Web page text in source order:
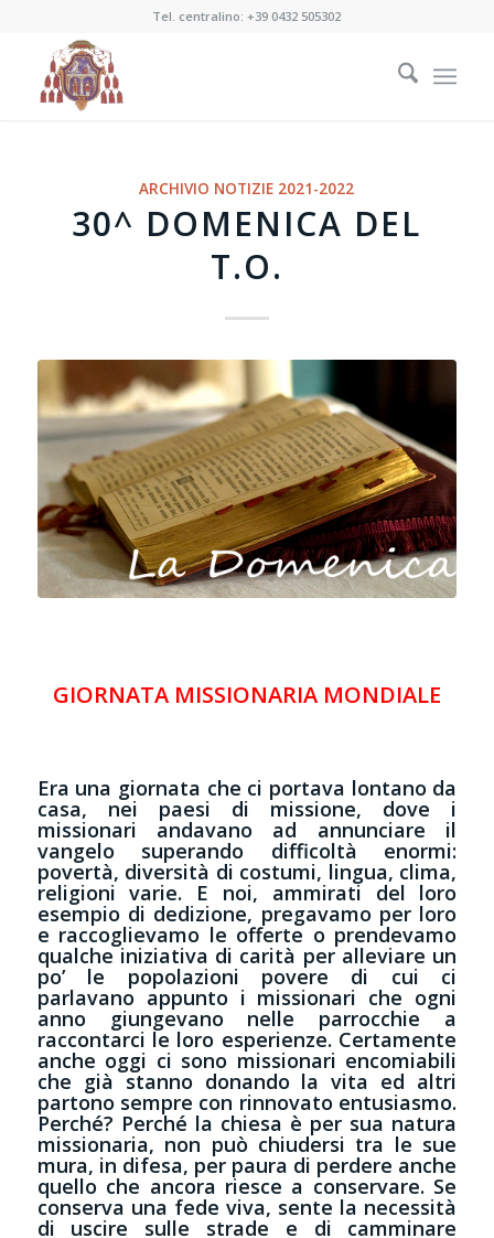
Tel. centralino:+39 0432 505302
ARCHIVIO NOTIZIE 2021-2022
30^ DOMENICA DEL
T.O.
GIORNATA MISSIONARIA MONDIALE
Era una giornata che ci portava lontano da
casa, nei paesi di missione, dove i
missionari andavano ad annunciare il
vangelo superando difficoltà enormi:
povertà, diversità di costumi, lingua, clima,
religioni varie. E noi, ammirati del loro
esempio di dedizione, pregavamo per loro
e raccoglievamo le offerte o prendevamo
qualche iniziativa di carità per alleviare un
po’ le popolazioni povere di cui ci
parlavano appunto i missionari che ogni
anno giungevano nelle parrocchie a
raccontarci le loro esperienze. Certamente
anche oggi ci sono missionari encomiabili
che già stanno donando la vita ed altri
partono sempre con rinnovato entusiasmo.
Perché? Perché la chiesa è per sua natura
missionaria, non può chiudersi tra le sue
mura, in difesa, per paura di perdere anche
quello che ancora riesce a conservare. Se
conserva una fede viva, sente la necessità
di uscire sulle strade e di camminare